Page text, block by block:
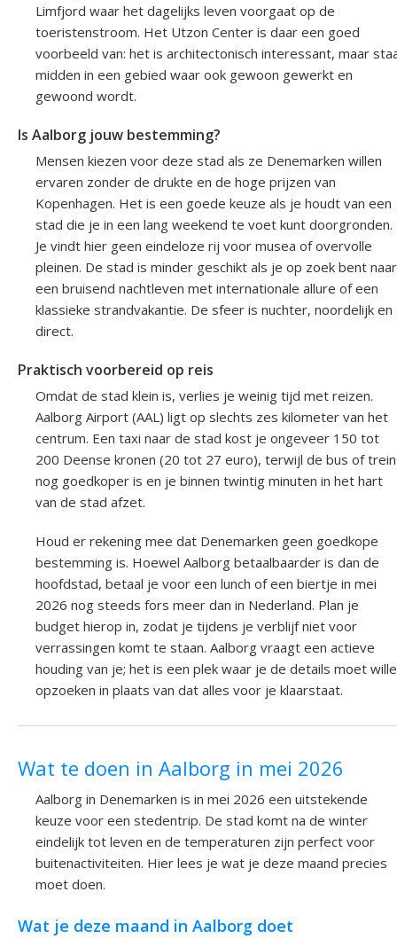
Limfjord waar het dagelijks leven voorgaat op de
toeristenstroom. Het Utzon Center is daar een goed
voorbeeld van: het is architectonisch interessant, maar
midden in een gebied waar ook gewoon gewerkt en
gewoond wordt.
Is Aalborg jouw bestemming?
Mensen kiezen voor deze stad als ze Denemarken willen
ervaren zonder de drukte en de hoge prijzen van
Kopenhagen. Het is een goede keuze als je houdt van een
stad die je in een lang weekend te voet kunt doorgronden.
Je vindt hier geen eindeloze rij voor musea of overvolle
pleinen. De stad is minder geschikt als je op zoek bent naar
een bruisend nachtleven met internationale allure of een
klassieke strandvakantie. De sfeer is nuchter, noordelijk en
direct.
Praktisch voorbereid op reis
Omdat de stad klein is, verlies je weinig tijd met reizen.
Aalborg Airport (AAL) ligt op slechts zes kilometer van het
centrum. Een taxi naar de stad kost je ongeveer 150 tot
200 Deense kronen (20 tot 27 euro), terwijl de bus of trein
nog goedkoper is en je binnen twintig minuten in het hart
van de stad afzet.
Houd er rekening mee dat Denemarken geen goedkope
bestemming is. Hoewel Aalborg betaalbaarder is dan de
hoofdstad, betaal je voor een lunch of een biertje in mei
2026 nog steeds fors meer dan in Nederland. Plan je
budget hierop in, zodat je tijdens je verblijf niet voor
verrassingen komt te staan. Aalborg vraagt een actieve
houding van je; het is een plek waar je de details moet
opzoeken in plaats van dat alles voor je klaarstaat.
Wat te doen in Aalborg in mei 2026
Aalborg in Denemarken is in mei 2026 een uitstekende
keuze voor een stedentrip. De stad komt na de winter
eindelijk tot leven en de temperaturen zijn perfect voor
buitenactiviteiten. Hier lees je wat je deze maand precies
moet doen.
Wat je deze maand in Aalborg doet